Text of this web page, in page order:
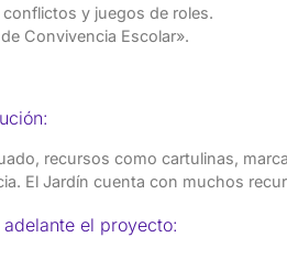
y juegos de roles.
Convivencia Escolar».
recursos como cartulinas,
El Jardín cuenta con muchos
el proyecto: